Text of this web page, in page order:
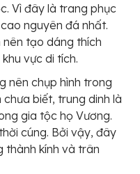
Vì đây là trang phục
nguyên đá nhất.
nên tạo dáng thích
vực di tích.
nên chụp hình trong
biết, trung dinh là
gia tộc họ Vương.
cúng. Bởi vậy, đây
thành kính và trân